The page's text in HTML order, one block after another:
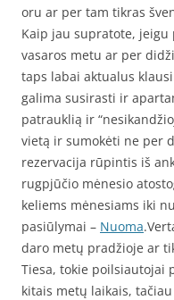
oru ar per tam tikras
Kaip jau supratote, jeigu
vasaros metu ar per
taps labai aktualus
galima susirasti ir
patrauklią ir
vietą ir sumokėti ne per
rezervacija rūpintis iš
rugpjūčio mėnesio
keliems mėnesiams iki
pasiūlymai – Nuoma
daro metų pradžioje ar
Tiesa, tokie poilsiautojai
kitais metų laikais,